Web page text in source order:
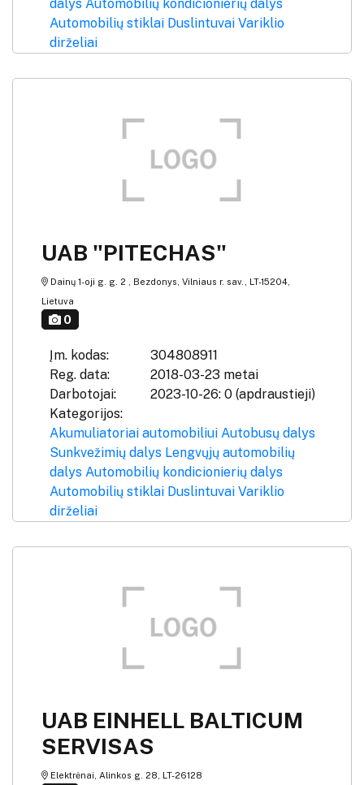
dalys Automobilių kondicionierių dalys
Automobilių stiklai Duslintuvai Variklio
dirželiai
UAB "PITECHAS"
Dainų 1-oji g. g. 2 , Bezdonys, Vilniaus r. sav., LT-15204,
Lietuva
0
Įm. kodas:
304808911
Reg. data:
2018-03-23 metai
Darbotojai:
2023-10-26: 0 (apdraustieji)
Kategorijos:
Akumuliatoriai automobiliui Autobusų dalys
Sunkvežimių dalys Lengvųjų automobilių
dalys Automobilių kondicionierių dalys
Automobilių stiklai Duslintuvai Variklio
dirželiai
UAB EINHELL BALTICUM
SERVISAS
Elektrėnai, Alinkos g. 28, LT-26128